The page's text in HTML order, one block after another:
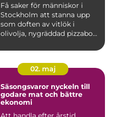
Få saker för människor i
Stockholm att stanna upp
som doften av vitlök i
olivolja, nygräddad pizzabo...
02. maj
Säsongsvaror nyckeln till
godare mat och bättre
ekonomi